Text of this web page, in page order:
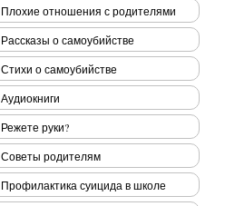
Плохие отношения с родителями
Рассказы о самоубийстве
Стихи о самоубийстве
Аудиокниги
Режете руки?
Советы родителям
Профилактика суицида в школе